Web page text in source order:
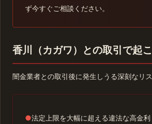
ず今すぐご相談ください。
香川（カガワ）との取引で起
闇金業者との取引後に発生しうる深刻なリ
●法定上限を大幅に超える違法な高金利